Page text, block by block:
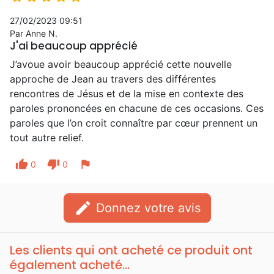
J'affectionne particulièrement ces trois
versets du patriarche qui, au cœur de
l'épreuve qu'il subit, résument
magistralement sa foi et son espérance
vivantes quant à l'héritage de la Vie
éternelle.
27/02/2023 09:51
Par Anne N.
J'ai beaucoup apprécié
J’avoue avoir beaucoup apprécié cette nouvelle
approche de Jean au travers des différentes
rencontres de Jésus et de la mise en contexte des
paroles prononcées en chacune de ces occasions. Ces
paroles que l’on croit connaître par cœur prennent un
tout autre relief.
thumb_up 0 thumb_down 0 flag
edit Donnez votre avis
Les clients qui ont acheté ce produit ont
également acheté...